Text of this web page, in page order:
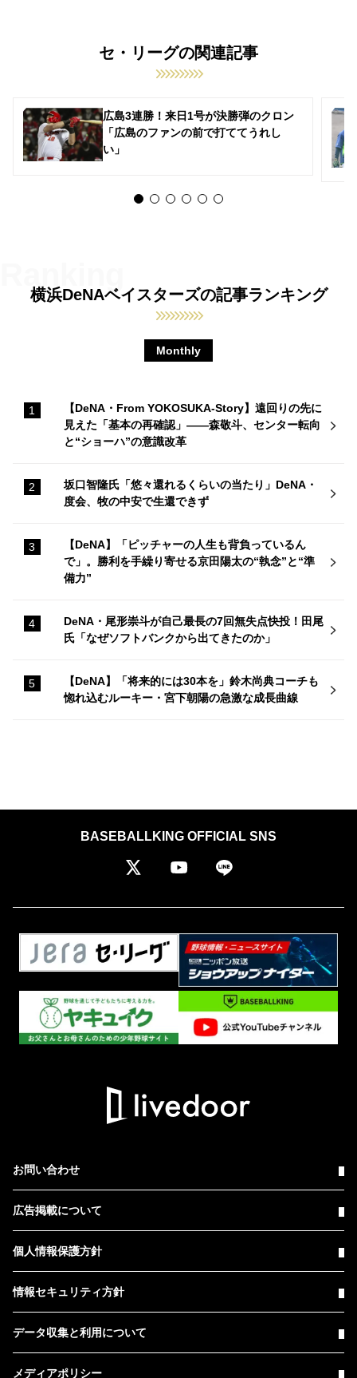
セ・リーグの関連記事
広島3連勝！来日1号が決勝弾のクロン
「広島のファンの前で打ててうれし
い」
横浜DeNAベイスターズの記事ランキング
Monthly
【DeNA・From YOKOSUKA-Story】遠回りの先に
見えた「基本の再確認」——森敬斗、センター転向
と“ショーハ”の意識改革
坂口智隆氏「悠々還れるくらいの当たり」DeNA・
度会、牧の中安で生還できず
【DeNA】「ピッチャーの人生も背負っているん
で」。勝利を手繰り寄せる京田陽太の“執念”と“準
備力”
DeNA・尾形崇斗が自己最長の7回無失点快投！田尾
氏「なぜソフトバンクから出てきたのか」
【DeNA】「将来的には30本を」鈴木尚典コーチも
惚れ込むルーキー・宮下朝陽の急激な成長曲線
BASEBALLKING OFFICIAL SNS
お問い合わせ
広告掲載について
個人情報保護方針
情報セキュリティ方針
データ収集と利用について
メディアポリシー